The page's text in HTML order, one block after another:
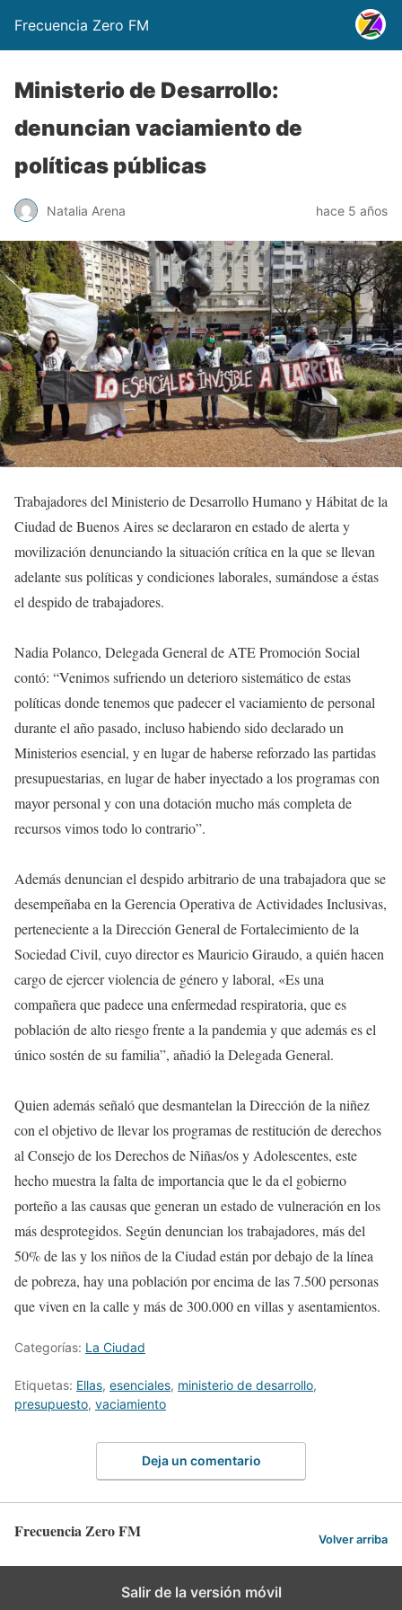
Frecuencia Zero FM
Ministerio de Desarrollo:
denuncian vaciamiento de
políticas públicas
Natalia Arena hace 5 años
Trabajadores del Ministerio de Desarrollo Humano y Hábitat de la
Ciudad de Buenos Aires se declararon en estado de alerta y
movilización denunciando la situación crítica en la que se llevan
adelante sus políticas y condiciones laborales, sumándose a éstas
el despido de trabajadores.
Nadia Polanco, Delegada General de ATE Promoción Social
contó: “Venimos sufriendo un deterioro sistemático de estas
políticas donde tenemos que padecer el vaciamiento de personal
durante el año pasado, incluso habiendo sido declarado un
Ministerios esencial, y en lugar de haberse reforzado las partidas
presupuestarias, en lugar de haber inyectado a los programas con
mayor personal y con una dotación mucho más completa de
recursos vimos todo lo contrario”.
Además denuncian el despido arbitrario de una trabajadora que se
desempeñaba en la Gerencia Operativa de Actividades Inclusivas,
perteneciente a la Dirección General de Fortalecimiento de la
Sociedad Civil, cuyo director es Mauricio Giraudo, a quién hacen
cargo de ejercer violencia de género y laboral, «Es una
compañera que padece una enfermedad respiratoria, que es
población de alto riesgo frente a la pandemia y que además es el
único sostén de su familia”, añadió la Delegada General.
Quien además señaló que desmantelan la Dirección de la niñez
con el objetivo de llevar los programas de restitución de derechos
al Consejo de los Derechos de Niñas/os y Adolescentes, este
hecho muestra la falta de importancia que le da el gobierno
porteño a las causas que generan un estado de vulneración en los
más desprotegidos. Según denuncian los trabajadores, más del
50% de las y los niños de la Ciudad están por debajo de la línea
de pobreza, hay una población por encima de las 7.500 personas
que viven en la calle y más de 300.000 en villas y asentamientos.
Categorías: La Ciudad
Etiquetas: Ellas, esenciales, ministerio de desarrollo,
presupuesto, vaciamiento
Deja un comentario
Frecuencia Zero FM Volver arriba
Salir de la versión móvil